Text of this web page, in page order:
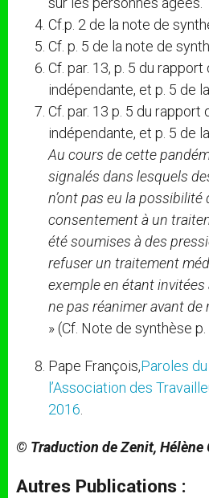
Cf.p. 2 de la note de
Cf. p. 5 de la note de
Cf. par. 13, p. 5 du rapport
indépendante, et p. 5 de
Cf. par. 13 p. 5 du rapport
indépendante, et p. 5 de
Au cours de cette
signalés dans lesquels
n’ont pas eu la possibilité
consentement à un
été soumises à des
refuser un traitement
exemple en étant
ne pas réanimer avant
» (Cf. Note de synthèse p.
Pape François,Paroles
l’Association des
2016.
© Traduction de Zenit, Hélène
Autres Publications :